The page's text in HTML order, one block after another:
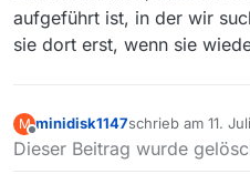
aufgeführt ist, in der wir
sie dort erst, wenn sie
M
Offline
minidisk1147schrieb am 11.
zuletzt editiert von
Dieser Beitrag wurde